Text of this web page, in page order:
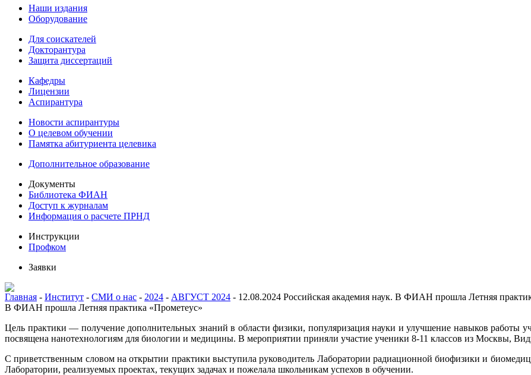
Наши издания
Оборудование
Для соискателей
Докторантура
Защита диссертаций
Кафедры
Лицензии
Аспирантура
Новости аспирантуры
О целевом обучении
Памятка абитуриента целевика
Дополнительное образование
Документы
Библиотека ФИАН
Доступ к журналам
Информация о расчете ПРНД
Инструкции
Профком
Заявки
Главная - Институт - СМИ о нас - 2024 - АВГУСТ 2024 - 12.08.2024 Российская академия наук. В ФИАН прошла Летняя
В ФИАН прошла Летняя практика «Прометеус»
Цель практики — получение дополнительных знаний в области физики, популяризация науки и улучшение навыков работы
посвящена нанотехнологиям для биологии и медицины. В мероприятии приняли участие ученики 8-11 классов из Москвы,
С приветственным словом на открытии практики выступила руководитель Лаборатории радиационной биофизики и
Лаборатории, реализуемых проектах, текущих задачах и пожелала школьникам успехов в обучении.